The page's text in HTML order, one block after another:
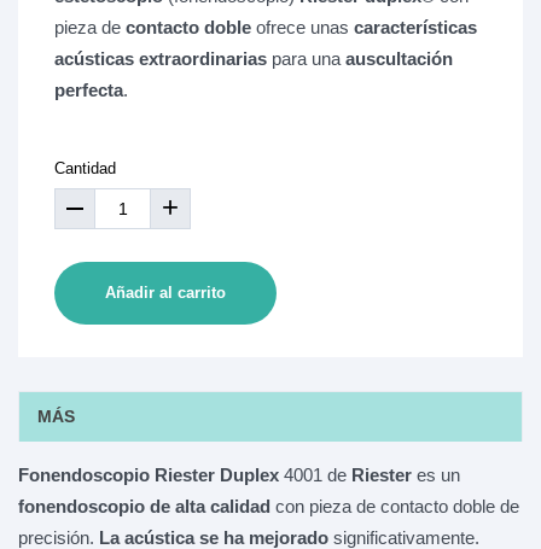
pieza de contacto doble ofrece unas características
acústicas extraordinarias para una auscultación
perfecta.
Cantidad
+
Añadir al carrito
MÁS
Fonendoscopio Riester Duplex 4001 de Riester es un
fonendoscopio de alta calidad con pieza de contacto doble de
precisión. La acústica se ha mejorado significativamente.